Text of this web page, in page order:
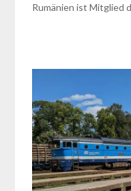
Rumänien ist Mitglied